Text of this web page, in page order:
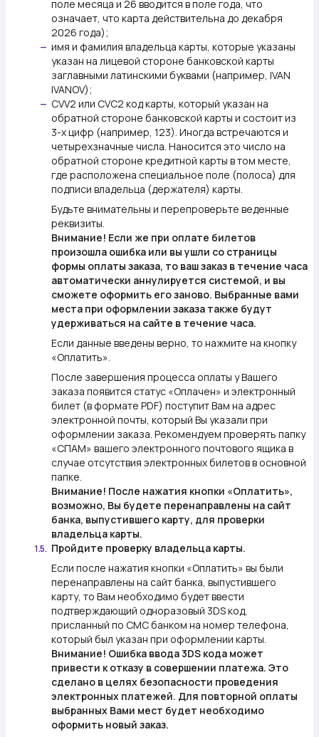
поле месяца и 26 вводится в поле года, что
означает, что карта действительна до декабря
2026 года);
— имя и фамилия владельца карты, которые указаны
указан на лицевой стороне банковской карты
заглавными латинскими буквами (например, IVAN
IVANOV);
— CVV2 или CVC2 код карты, который указан на
обратной стороне банковской карты и состоит из
3-х цифр (например, 123). Иногда встречаются и
четырехзначные числа. Наносится это число на
обратной стороне кредитной карты в том месте,
где расположена специальное поле (полоса) для
подписи владельца (держателя) карты.
Будьте внимательны и перепроверьте веденные
реквизиты.
Внимание! Если же при оплате билетов
произошла ошибка или вы ушли со страницы
формы оплаты заказа, то ваш заказ в течение часа
автоматически аннулируется системой, и вы
сможете оформить его заново. Выбранные вами
места при оформлении заказа также будут
удерживаться на сайте в течение часа.
Если данные введены верно, то нажмите на кнопку
«Оплатить».
После завершения процесса оплаты у Вашего
заказа появится статус «Оплачен» и электронный
билет (в формате PDF) поступит Вам на адрес
электронной почты, который Вы указали при
оформлении заказа. Рекомендуем проверять папку
«СПАМ» вашего электронного почтового ящика в
случае отсутствия электронных билетов в основной
папке.
Внимание! После нажатия кнопки «Оплатить»,
возможно, Вы будете перенаправлены на сайт
банка, выпустившего карту, для проверки
владельца карты.
1.5. Пройдите проверку владельца карты.
Если после нажатия кнопки «Оплатить» вы были
перенаправлены на сайт банка, выпустившего
карту, то Вам необходимо будет ввести
подтверждающий одноразовый 3DS код,
присланный по СМС банком на номер телефона,
который был указан при оформлении карты.
Внимание! Ошибка ввода 3DS кода может
привести к отказу в совершении платежа. Это
сделано в целях безопасности проведения
электронных платежей. Для повторной оплаты
выбранных Вами мест будет необходимо
оформить новый заказ.